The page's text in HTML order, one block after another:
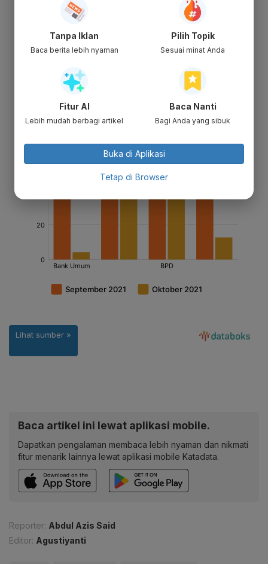
Baca artikel ini lewat aplikasi mobile.
Dapatkan pengalaman membaca lebih nyaman dan nikmati
fitur menarik lainnya lewat aplikasi mobile Katadata.
Reporter: Abdul Azis Said
Editor: Agustiyanti
Tanpa Iklan
Baca berita lebih nyaman
Pilih Topik
Sesuai minat Anda
Fitur AI
Lebih mudah berbagi artikel
Baca Nanti
Bagi Anda yang sibuk
Buka di Aplikasi
Tetap di Browser